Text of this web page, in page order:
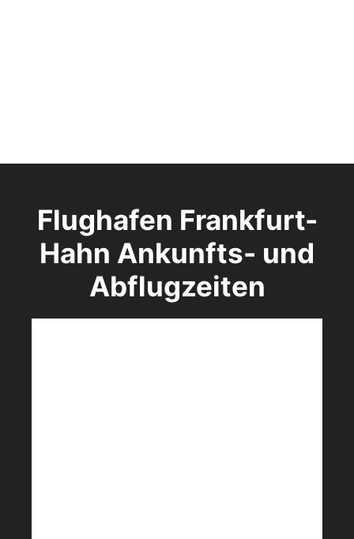
Flughafen Frankfurt-
Hahn Ankunfts- und
Abflugzeiten